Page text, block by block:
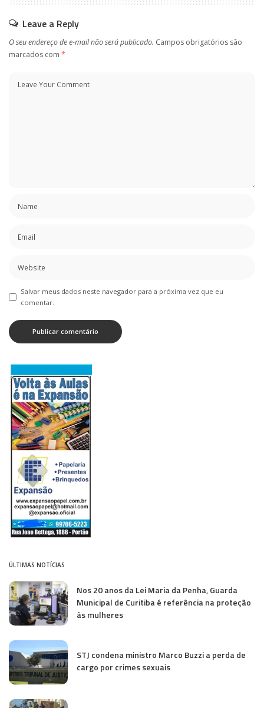
Leave a Reply
O seu endereço de e-mail não será publicado. Campos obrigatórios são
marcados com *
Salvar meus dados neste navegador para a próxima vez que eu
comentar.
ÚLTIMAS NOTÍCIAS
Nos 20 anos da Lei Maria da Penha, Guarda
Municipal de Curitiba é referência na proteção
às mulheres
STJ condena ministro Marco Buzzi a perda de
cargo por crimes sexuais